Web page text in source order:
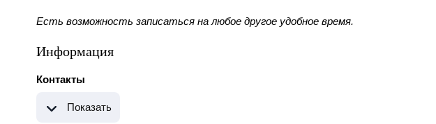
Есть возможность записаться на любое другое удобное время.
Информация
Контакты
Показать